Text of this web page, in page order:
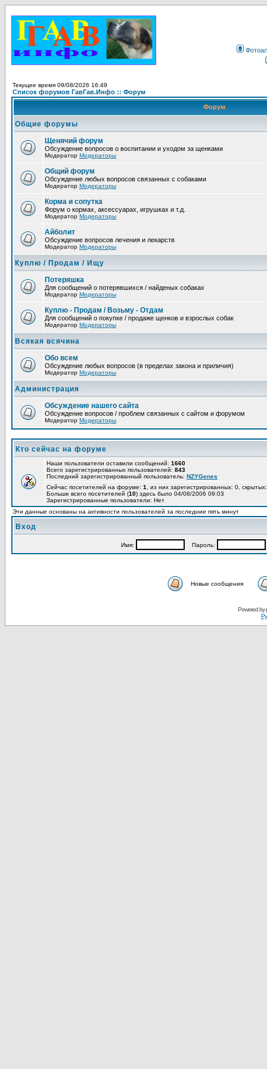
Текущее время 09/08/2026 16:49
Список форумов ГавГав.Инфо :: Форум
Форум
Общие форумы
Щенячий форум
Обсуждение вопросов о воспитании и уходом за щенками
Модератор Модераторы
Общий форум
Обсуждение любых вопросов связанных с собаками
Модератор Модераторы
Корма и сопутка
Форум о кормах, аксессуарах, игрушках и т.д.
Модератор Модераторы
Айболит
Обсуждение вопросов лечения и лекарств
Модератор Модераторы
Куплю / Продам / Ищу
Потеряшка
Для сообщений о потерявшихся / найденых собаках
Модератор Модераторы
Куплю - Продам / Возьму - Отдам
Для сообщений о покупке / продаже щенков и взрослых собак
Модератор Модераторы
Всякая всячина
Обо всем
Обсуждение любых вопросов (в пределах закона и приличия)
Модератор Модераторы
Администрация
Обсуждение нашего сайта
Обсуждение вопросов / проблем связанных с сайтом и форумом
Модератор Модераторы
Кто сейчас на форуме
Наши пользователи оставили сообщений: 1660
Всего зарегистрированных пользователей: 843
Последний зарегистрированный пользователь: NZYGenes
Сейчас посетителей на форуме: 1
, из них зарегистрированных: 0,
Больше всего посетителей (10) здесь было 04/08/2006 09:03
Зарегистрированные пользователи: Нет
Эти данные основаны на активности пользователей за последние пять минут
Вход
Имя: Пароль:
Новые сообщения
Powered by